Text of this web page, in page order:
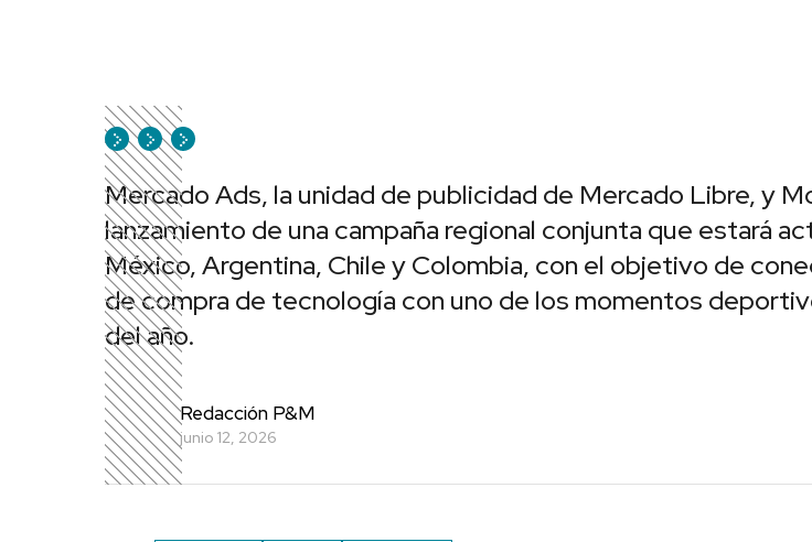
Mercado Ads, la unidad de publicidad de Mercado Libre, y
lanzamiento de una campaña regional conjunta que estará
México, Argentina, Chile y Colombia, con el objetivo de
de compra de tecnología con uno de los momentos
del año.
Redacción P&M
junio 12, 2026